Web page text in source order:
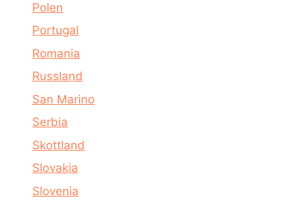
Polen
Portugal
Romania
Russland
San Marino
Serbia
Skottland
Slovakia
Slovenia